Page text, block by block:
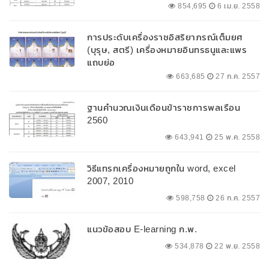
854,695 6 เม.ย. 2558
การประดับเครื่องราชอิสริยาภรณ์เต็มยศ
(บุรุษ, สตรี) เครื่องหมายอินทรธนูและแพร
แถบย่อ
663,685 27 ก.ค. 2557
ฐานคำนวณเงินเดือนข้าราชการพลเรือน
2560
643,941 25 พ.ค. 2558
วิธีแทรกเครื่องหมายถูกใน word, excel
2007, 2010
598,758 26 ก.ค. 2557
แนวข้อสอบ E-learning ก.พ.
534,878 22 พ.ย. 2558